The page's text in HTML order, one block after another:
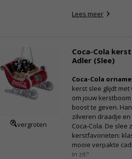
Lees meer
vergroten
Coca-Cola
Adler (Slee)
Coca-Cola
kerst slee glijdt
om jouw
boost te geven.
zilveren draadje
Coca-Cola. De slee
kerstfavorieten:
mooie verpakte
in zit?